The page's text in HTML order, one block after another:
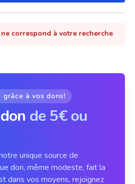
correspond à votre recherche
à vos dons!
de 5€ ou
unique source de
don, même modeste, fait la
dans vos moyens, rejoignez